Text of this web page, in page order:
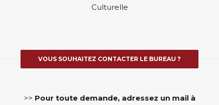
Culturelle
VOUS SOUHAITEZ CONTACTER LE BUREAU ?
>> Pour toute demande, adressez un mail à